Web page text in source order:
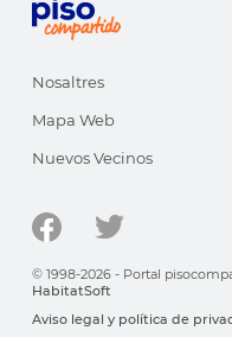
Nosaltres
Mapa Web
Nuevos Vecinos
© 1998-2026 - Portal
HabitatSoft
Aviso legal y política de